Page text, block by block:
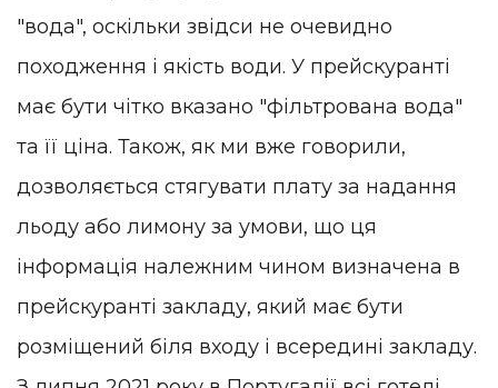
"вода", оскільки звідси не очевидно
походження і якість води. У прейскуранті
має бути чітко вказано "фільтрована вода"
та її ціна. Також, як ми вже говорили,
дозволяється стягувати плату за надання
льоду або лимону за умови, що ця
інформація належним чином визначена в
прейскуранті закладу, який має бути
розміщений біля входу і всередині закладу.